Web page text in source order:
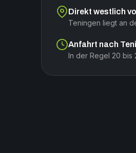
Direkt westlich
Teningen liegt an
Anfahrt nach
In der Regel 20 bis